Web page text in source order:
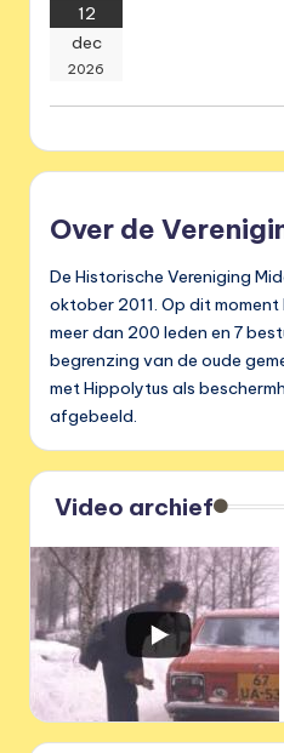
12
dec
2026
Over de
De Historische Vereniging
oktober 2011. Op dit
meer dan 200 leden en 7
begrenzing van de oude
met Hippolytus als
afgebeeld.
Video archief